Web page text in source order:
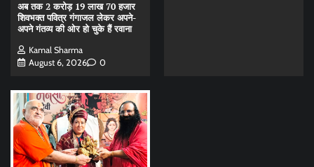
अब तक 2 करोड़ 19 लाख 70 हजार
शिवभक्त पवित्र गंगाजल लेकर अपने-
अपने गंतव्य की ओर हो चुके हैं रवाना
Kamal Sharma
August 6, 2026
0